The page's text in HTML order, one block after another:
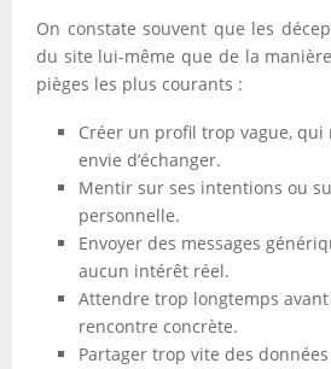
On constate souvent que les
du site lui-même que de la
pièges les plus courants :
Créer un profil trop vague, qui
envie d’échanger.
Mentir sur ses intentions ou
personnelle.
Envoyer des messages
aucun intérêt réel.
Attendre trop longtemps
rencontre concrète.
Partager trop vite des